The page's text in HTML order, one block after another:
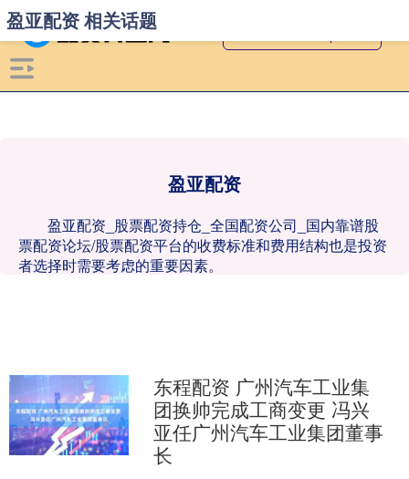
盈亚配资
盈亚配资_股票配资持仓_全国配资公司_国内靠谱股
票配资论坛/股票配资平台的收费标准和费用结构也是投资
者选择时需要考虑的重要因素。
盈亚配资 相关话题
东程配资 广州汽车工业集
团换帅完成工商变更 冯兴
亚任广州汽车工业集团董事
长